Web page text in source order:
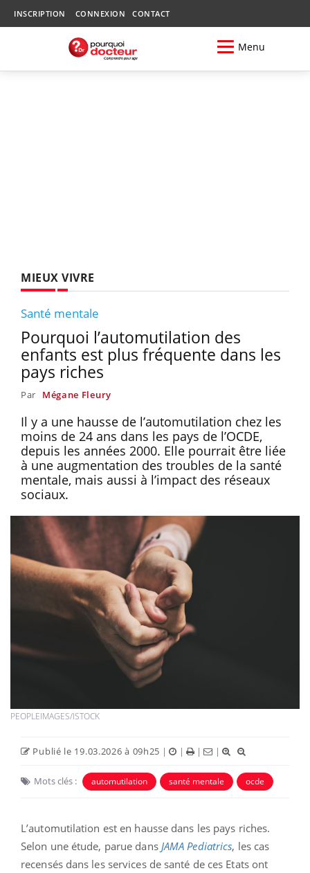
INSCRIPTION CONNEXION CONTACT
Menu
MIEUX VIVRE
Santé mentale
Pourquoi l’automutilation des
enfants est plus fréquente dans les
pays riches
Par Mégane Fleury
Il y a une hausse de l’automutilation chez les
moins de 24 ans dans les pays de l’OCDE,
depuis les années 2000. Elle pourrait être liée
à une augmentation des troubles de la santé
mentale, mais aussi à l’impact des réseaux
sociaux.
PEOPLEIMAGES/ISTOCK
Publié le 19.03.2026 à 09h25 | | | |
Mots clés : automutilation santé mentale ocde
L’automutilation est en hausse dans les pays riches.
Selon une étude, parue dans JAMA Pediatrics, les cas
recensés dans les services de santé de ces Etats ont